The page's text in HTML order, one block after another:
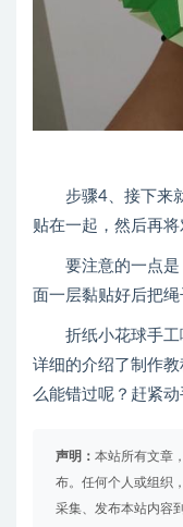
步骤4、接下来就
贴在一起，然后再
要注意的一点是
面一层黏贴好后把绳
折纸小花球手工
详细的介绍了制作
么能错过呢？赶紧动
声明： 本站所有文章
布。任何个人或组织
采集、发布本站内容